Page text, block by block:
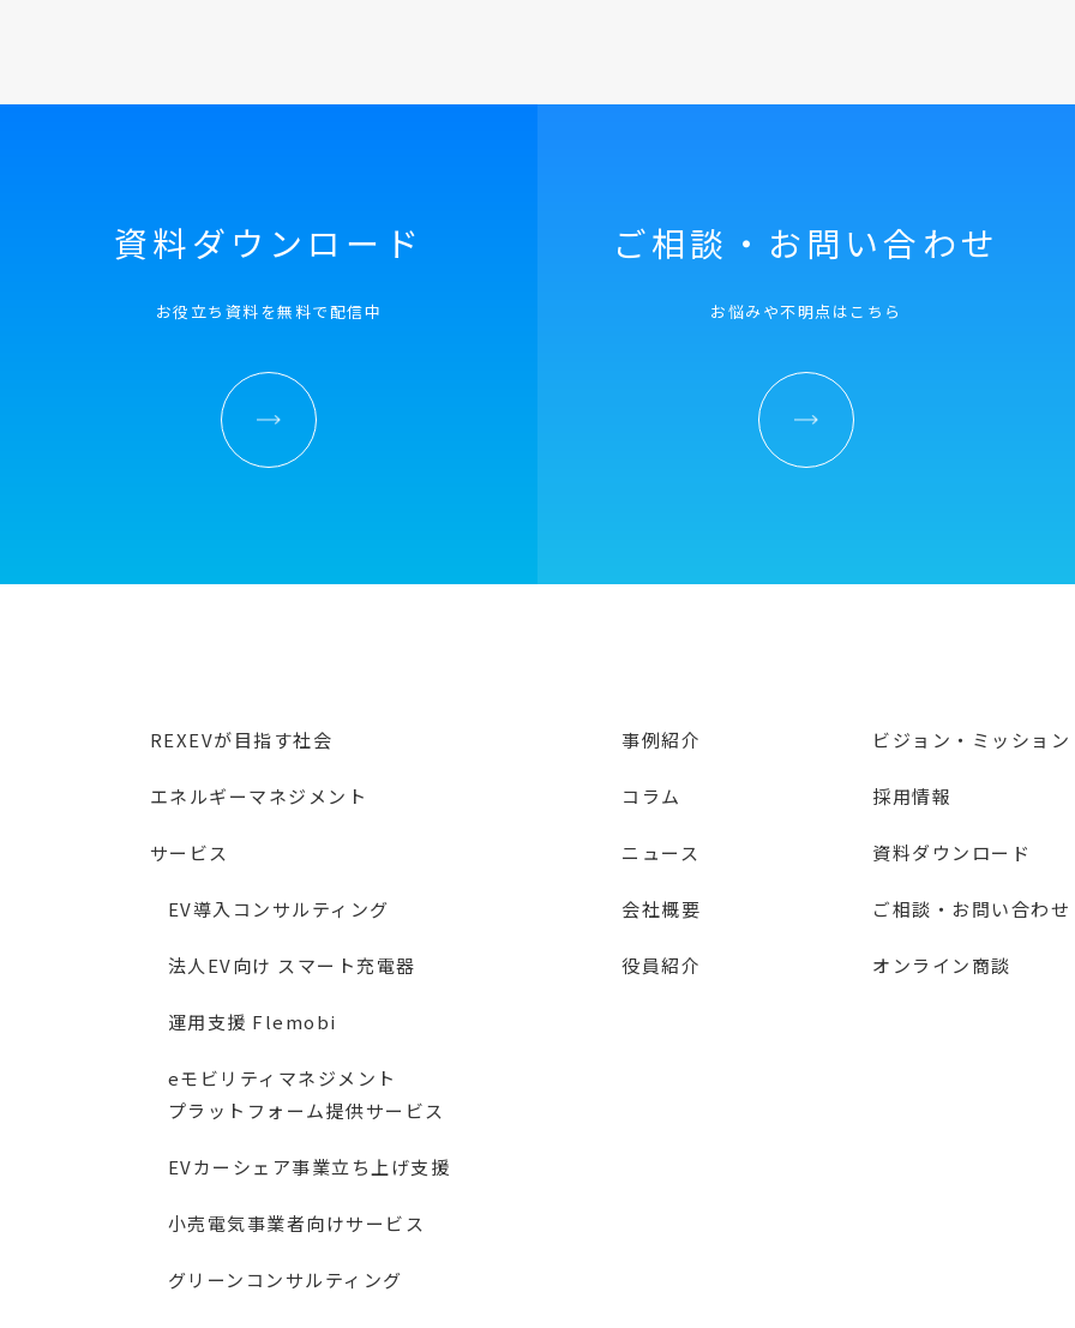
資料ダウンロード
お役立ち資料を無料で配信中
ご相談・お問い合わせ
お悩みや不明点はこちら
REXEVが目指す社会
エネルギーマネジメント
サービス
EV導入コンサルティング
法人EV向け スマート充電器
運用支援 Flemobi
eモビリティマネジメント
プラットフォーム提供サービス
EVカーシェア事業立ち上げ支援
小売電気事業者向けサービス
グリーンコンサルティング
事例紹介
コラム
ニュース
会社概要
役員紹介
ビジョン・ミッション
採用情報
資料ダウンロード
ご相談・お問い合わせ
オンライン商談